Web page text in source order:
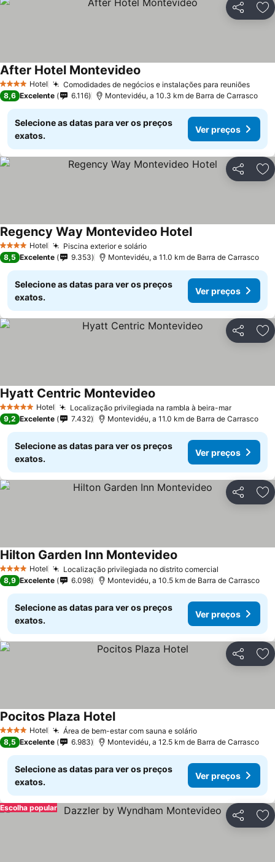
Partilhar
4 EstrelasHotel Comodidades de negócios e instalações para reuniões
After Hotel Montevideo
8,6 Excelente 6.116 Montevidéu, a 10.3 km de Barra de Carrasco
Selecione as datas para ver os preços
exatos.
Ver preços
Partilhar
4 EstrelasHotel Piscina exterior e solário
Regency Way Montevideo Hotel
8,5 Excelente 9.353 Montevidéu, a 11.0 km de Barra de Carrasco
Selecione as datas para ver os preços
exatos.
Ver preços
Partilhar
5 Estrelas Hotel Localização privilegiada na rambla à beira-mar
Hyatt Centric Montevideo
9,2 Excelente 7.432 Montevidéu, a 11.0 km de Barra de Carrasco
Selecione as datas para ver os preços
exatos.
Ver preços
Partilhar
4 EstrelasHotel Localização privilegiada no distrito comercial
Hilton Garden Inn Montevideo
8,9 Excelente 6.098 Montevidéu, a 10.5 km de Barra de Carrasco
Selecione as datas para ver os preços
exatos.
Ver preços
Partilhar
4 EstrelasHotel Área de bem-estar com sauna e solário
Pocitos Plaza Hotel
8,5 Excelente 6.983 Montevidéu, a 12.5 km de Barra de Carrasco
Selecione as datas para ver os preços
exatos.
Ver preços
Partilhar
Escolha popular